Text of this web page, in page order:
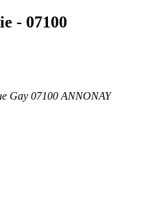
- 07100
Gay 07100 ANNONAY